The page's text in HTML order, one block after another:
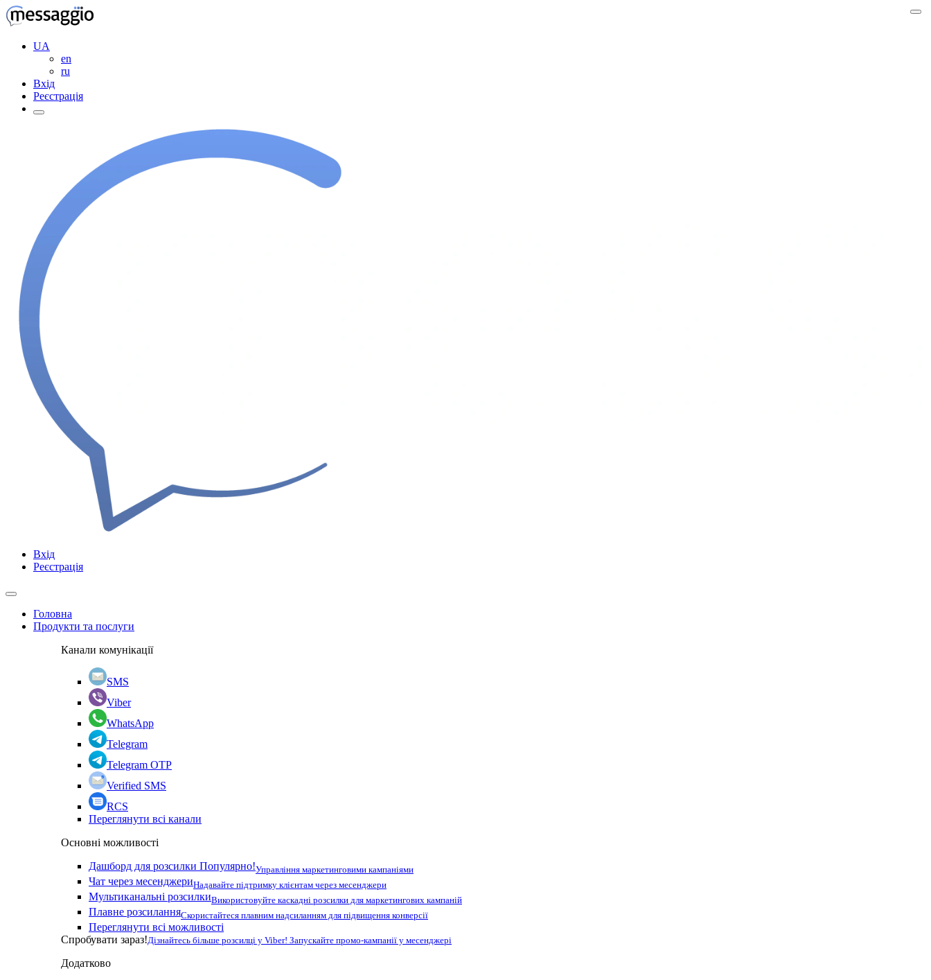
UA
en
ru
Вхід
Реєстрація
Вхід
Реєстрація
Головна
Продукти та послуги
Канали комунікації
SMS
Viber
WhatsApp
Telegram
Telegram OTP
Verified SMS
RCS
Переглянути всі канали
Основні можливості
Дашборд для розсилки Популярно!Управління маркетинговими кампаніями
Чат через месенджериНадавайте підтримку клієнтам через месенджери
Мультиканальні розсилкиВикористовуйте каскадні розсилки для маркетингових кампаній
Плавне розсиланняСкористайтеся плавним надсиланням для підвищення конверсії
Переглянути всі можливості
Спробувати зараз!Дізнайтесь більше розсилці у Viber! Запускайте промо-кампанії у месенджері
Додатково